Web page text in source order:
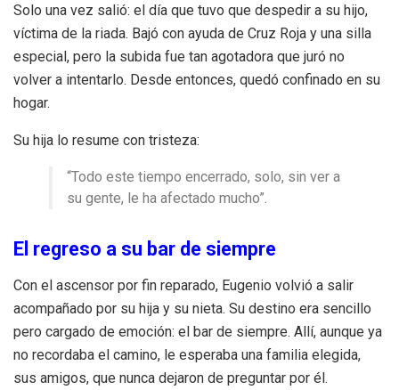
Solo una vez salió: el día que tuvo que despedir a su hijo,
víctima de la riada. Bajó con ayuda de Cruz Roja y una silla
especial, pero la subida fue tan agotadora que juró no
volver a intentarlo. Desde entonces, quedó confinado en su
hogar.
Su hija lo resume con tristeza:
“Todo este tiempo encerrado, solo, sin ver a
su gente, le ha afectado mucho”.
El regreso a su bar de siempre
Con el ascensor por fin reparado, Eugenio volvió a salir
acompañado por su hija y su nieta. Su destino era sencillo
pero cargado de emoción: el bar de siempre. Allí, aunque ya
no recordaba el camino, le esperaba una familia elegida,
sus amigos, que nunca dejaron de preguntar por él.